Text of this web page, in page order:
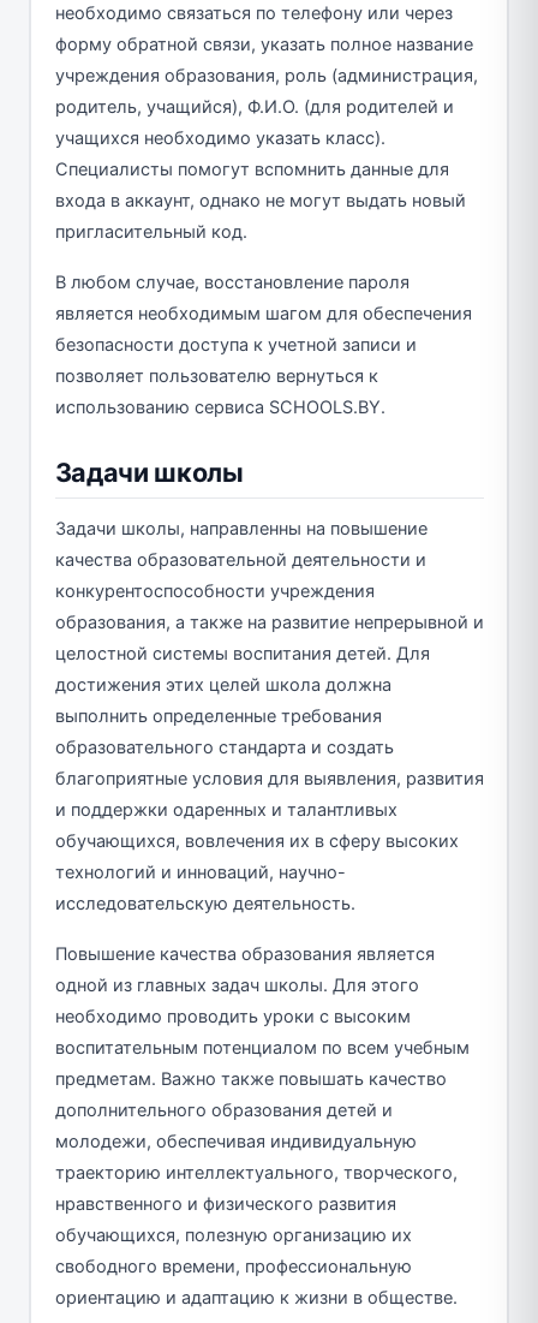
необходимо связаться по телефону или через
форму обратной связи, указать полное название
учреждения образования, роль (администрация,
родитель, учащийся), Ф.И.О. (для родителей и
учащихся необходимо указать класс).
Специалисты помогут вспомнить данные для
входа в аккаунт, однако не могут выдать новый
пригласительный код.
В любом случае, восстановление пароля
является необходимым шагом для обеспечения
безопасности доступа к учетной записи и
позволяет пользователю вернуться к
использованию сервиса SCHOOLS.BY.
Задачи школы
Задачи школы, направленны на повышение
качества образовательной деятельности и
конкурентоспособности учреждения
образования, а также на развитие непрерывной и
целостной системы воспитания детей. Для
достижения этих целей школа должна
выполнить определенные требования
образовательного стандарта и создать
благоприятные условия для выявления, развития
и поддержки одаренных и талантливых
обучающихся, вовлечения их в сферу высоких
технологий и инноваций, научно-
исследовательскую деятельность.
Повышение качества образования является
одной из главных задач школы. Для этого
необходимо проводить уроки с высоким
воспитательным потенциалом по всем учебным
предметам. Важно также повышать качество
дополнительного образования детей и
молодежи, обеспечивая индивидуальную
траекторию интеллектуального, творческого,
нравственного и физического развития
обучающихся, полезную организацию их
свободного времени, профессиональную
ориентацию и адаптацию к жизни в обществе.